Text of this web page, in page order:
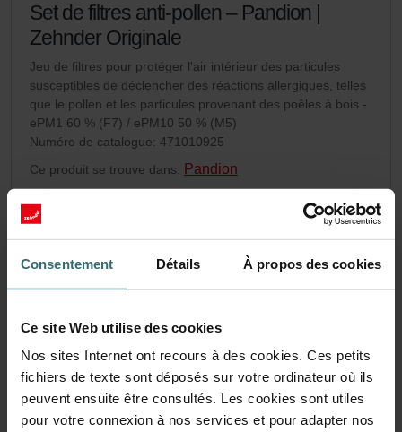
Consentement Détails À propos des cookies
Ce site Web utilise des cookies
Nos sites Internet ont recours à des cookies. Ces petits
fichiers de texte sont déposés sur votre ordinateur où ils
peuvent ensuite être consultés. Les cookies sont utiles
pour votre connexion à nos services et pour adapter nos
Set de filtres anti-pollen – Pandion |
Zehnder Originale
Jeu de filtres pour protéger l'air intérieur des particules
susceptibles de déclencher des réactions allergiques, telles
que le pollen et les particules provenant des poêles à bois -
ePM1 60 % (F7) / ePM10 50 % (M5)
Numéro de catalogue: 471010925
Ce produit se trouve dans: Pandion
CHF
hors frais d’expédition